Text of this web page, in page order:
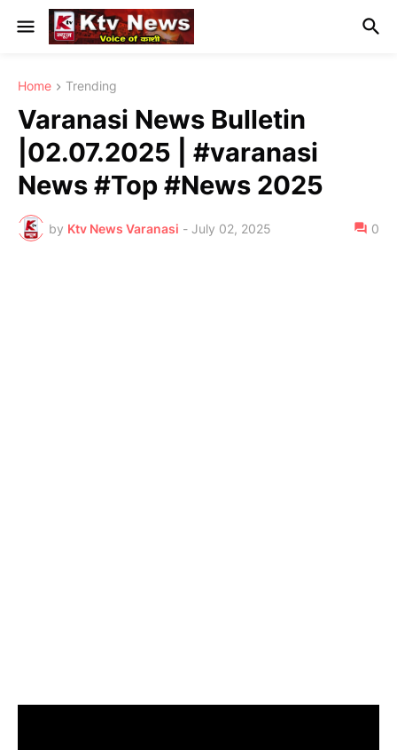
Home Trending
Varanasi News Bulletin
|02.07.2025 | #varanasi
News #Top #News 2025
by Ktv News Varanasi - July 02, 2025 0